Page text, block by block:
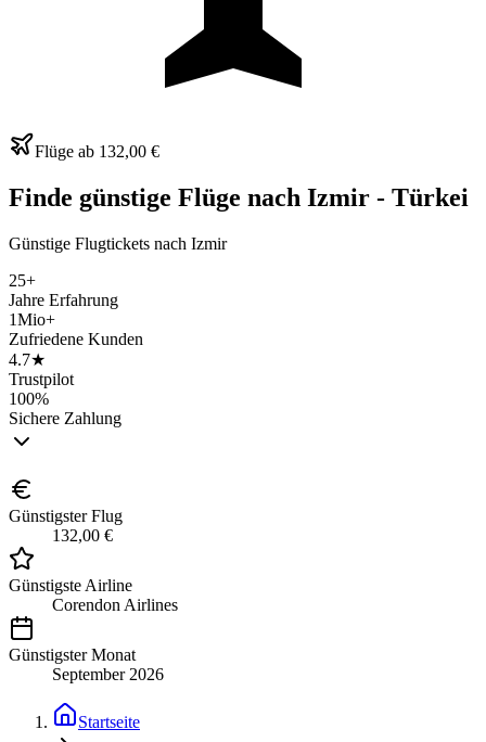
Flüge ab 132,00 €
Finde günstige Flüge nach Izmir - Türkei
Günstige Flugtickets nach Izmir
25+
Jahre Erfahrung
1Mio+
Zufriedene Kunden
4.7★
Trustpilot
100%
Sichere Zahlung
Günstigster Flug
132,00 €
Günstigste Airline
Corendon Airlines
Günstigster Monat
September 2026
Startseite